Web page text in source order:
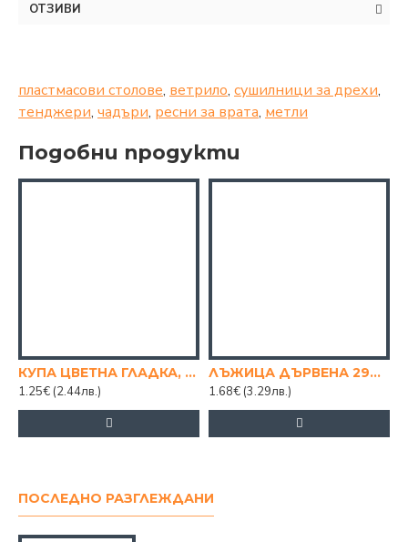
ОТЗИВИ
пластмасови столове, ветрило, сушилници за дрехи,
тенджери, чадъри, ресни за врата, метли
Подобни продукти
КУПА ЦВЕТНА ГЛАДКА, 2.5Л
1.25€ (2.44лв.)
ЛЪЖИЦА ДЪРВЕНА 29СМ.
1.68€ (3.29лв.)
ПОСЛЕДНО РАЗГЛЕЖДАНИ